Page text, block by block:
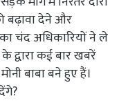
बढ़ावा देने और
चंद अधिकारियों ने ले
द्वारा कई बार खबरें
बाबा बने हुए हैं।